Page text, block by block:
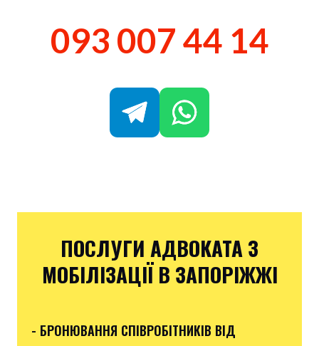
093 007 44 14
ПОСЛУГИ АДВОКАТА З
МОБІЛІЗАЦІЇ В ЗАПОРІЖЖІ
- БРОНЮВАННЯ СПІВРОБІТНИКІВ ВІД